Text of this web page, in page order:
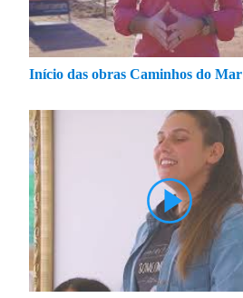
Início das obras Caminhos do Mar